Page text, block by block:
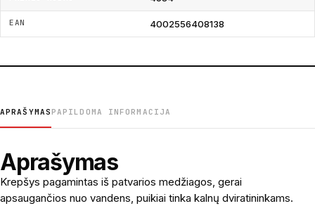
EAN 4002556408138
APRAŠYMAS PAPILDOMA INFORMACIJA
Aprašymas
Krepšys pagamintas iš patvarios medžiagos, gerai
apsaugančios nuo vandens, puikiai tinka kalnų dviratininkams.